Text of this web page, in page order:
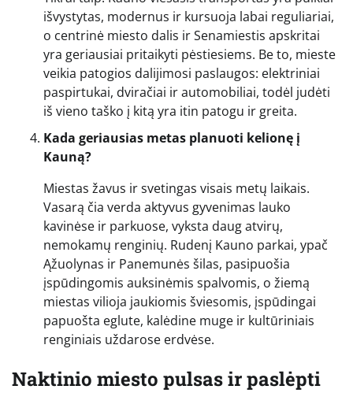
išvystytas, modernus ir kursuoja labai reguliariai,
o centrinė miesto dalis ir Senamiestis apskritai
yra geriausiai pritaikyti pėstiesiems. Be to, mieste
veikia patogios dalijimosi paslaugos: elektriniai
paspirtukai, dviračiai ir automobiliai, todėl judėti
iš vieno taško į kitą yra itin patogu ir greita.
Kada geriausias metas planuoti kelionę į
Kauną?
Miestas žavus ir svetingas visais metų laikais.
Vasarą čia verda aktyvus gyvenimas lauko
kavinėse ir parkuose, vyksta daug atvirų,
nemokamų renginių. Rudenį Kauno parkai, ypač
Ąžuolynas ir Panemunės šilas, pasipuošia
įspūdingomis auksinėmis spalvomis, o žiemą
miestas vilioja jaukiomis šviesomis, įspūdingai
papuošta eglute, kalėdine muge ir kultūriniais
renginiais uždarose erdvėse.
Naktinio miesto pulsas ir paslėpti